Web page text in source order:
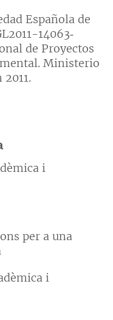
Española de
14063‐
de Proyectos
Ministerio
i
per a una
i